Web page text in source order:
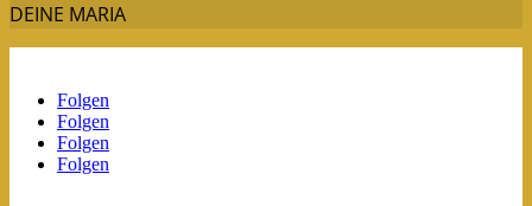
DEINE MARIA
Folgen
Folgen
Folgen
Folgen